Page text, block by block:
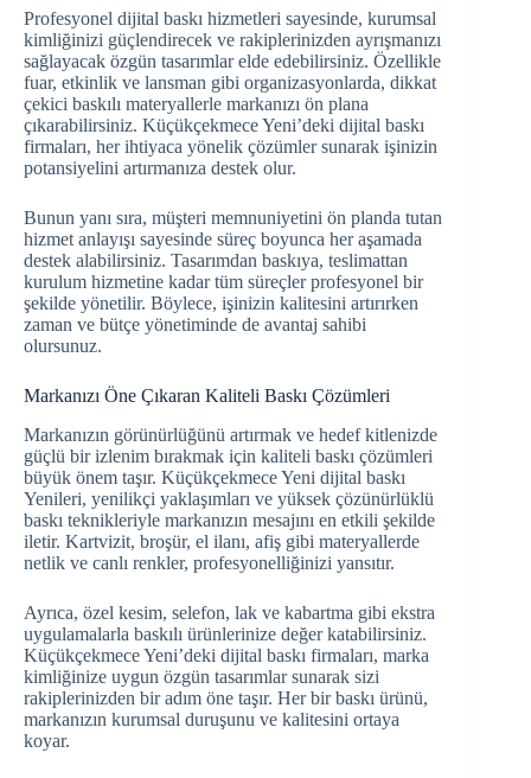
Profesyonel dijital baskı hizmetleri sayesinde, kurumsal
kimliğinizi güçlendirecek ve rakiplerinizden ayrışmanızı
sağlayacak özgün tasarımlar elde edebilirsiniz. Özellikle
fuar, etkinlik ve lansman gibi organizasyonlarda, dikkat
çekici baskılı materyallerle markanızı ön plana
çıkarabilirsiniz. Küçükçekmece Yeni’deki dijital baskı
firmaları, her ihtiyaca yönelik çözümler sunarak işinizin
potansiyelini artırmanıza destek olur.
Bunun yanı sıra, müşteri memnuniyetini ön planda tutan
hizmet anlayışı sayesinde süreç boyunca her aşamada
destek alabilirsiniz. Tasarımdan baskıya, teslimattan
kurulum hizmetine kadar tüm süreçler profesyonel bir
şekilde yönetilir. Böylece, işinizin kalitesini artırırken
zaman ve bütçe yönetiminde de avantaj sahibi
olursunuz.
Markanızı Öne Çıkaran Kaliteli Baskı Çözümleri
Markanızın görünürlüğünü artırmak ve hedef kitlenizde
güçlü bir izlenim bırakmak için kaliteli baskı çözümleri
büyük önem taşır. Küçükçekmece Yeni dijital baskı
Yenileri, yenilikçi yaklaşımları ve yüksek çözünürlüklü
baskı teknikleriyle markanızın mesajını en etkili şekilde
iletir. Kartvizit, broşür, el ilanı, afiş gibi materyallerde
netlik ve canlı renkler, profesyonelliğinizi yansıtır.
Ayrıca, özel kesim, selefon, lak ve kabartma gibi ekstra
uygulamalarla baskılı ürünlerinize değer katabilirsiniz.
Küçükçekmece Yeni’deki dijital baskı firmaları, marka
kimliğinize uygun özgün tasarımlar sunarak sizi
rakiplerinizden bir adım öne taşır. Her bir baskı ürünü,
markanızın kurumsal duruşunu ve kalitesini ortaya
koyar.